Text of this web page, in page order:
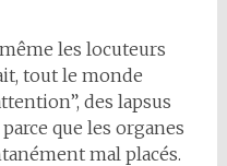
les locuteurs
tout le monde
des lapsus
que les organes
mal placés.